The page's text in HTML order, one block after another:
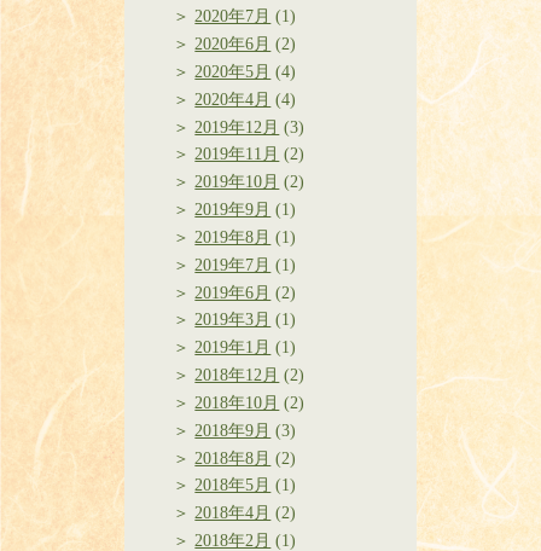
2020年7月 (1)
2020年6月 (2)
2020年5月 (4)
2020年4月 (4)
2019年12月 (3)
2019年11月 (2)
2019年10月 (2)
2019年9月 (1)
2019年8月 (1)
2019年7月 (1)
2019年6月 (2)
2019年3月 (1)
2019年1月 (1)
2018年12月 (2)
2018年10月 (2)
2018年9月 (3)
2018年8月 (2)
2018年5月 (1)
2018年4月 (2)
2018年2月 (1)